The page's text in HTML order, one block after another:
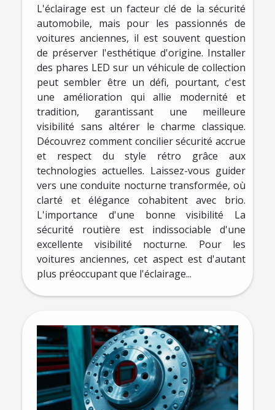
L'éclairage est un facteur clé de la sécurité
automobile, mais pour les passionnés de
voitures anciennes, il est souvent question
de préserver l'esthétique d'origine. Installer
des phares LED sur un véhicule de collection
peut sembler être un défi, pourtant, c'est
une amélioration qui allie modernité et
tradition, garantissant une meilleure
visibilité sans altérer le charme classique.
Découvrez comment concilier sécurité accrue
et respect du style rétro grâce aux
technologies actuelles. Laissez-vous guider
vers une conduite nocturne transformée, où
clarté et élégance cohabitent avec brio.
L'importance d'une bonne visibilité La
sécurité routière est indissociable d'une
excellente visibilité nocturne. Pour les
voitures anciennes, cet aspect est d'autant
plus préoccupant que l'éclairage...